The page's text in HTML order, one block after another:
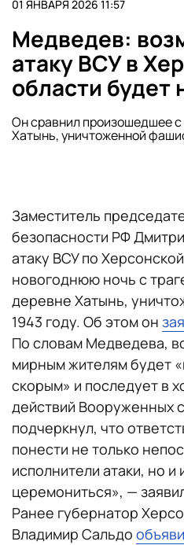
01 ЯНВАРЯ 2026 11:57
Медведев:
атаку ВСУ в
области
Он сравнил произошедшее с
Хатынь, уничтоженной
Заместитель
безопасности РФ
атаку ВСУ по
новогоднюю ночь с
деревне Хатынь,
1943 году. Об этом он
По словам Медведева,
мирным жителям будет
скорым» и последует в
действий Вооруженных
подчеркнул, что
понести не только
исполнители атаки, но
церемониться», —
Ранее губернатор
Владимир Сальдо